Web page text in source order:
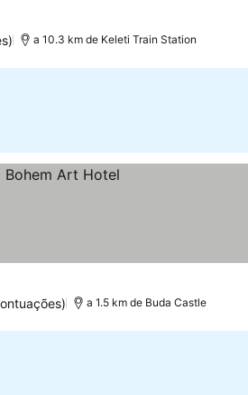
a 10.3 km de Keleti Train Station
a 1.5 km de Buda Castle